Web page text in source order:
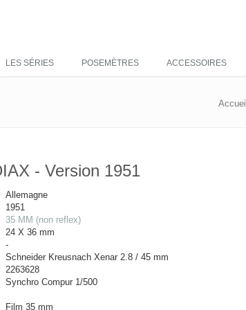
LES SÉRIES POSEMÈTRES ACCESSOIRES
Accueil
- Version 1951
Allemagne
1951
35 MM (non reflex)
24 X 36 mm
-
Schneider Kreusnach Xenar 2.8 / 45 mm
2263628
Synchro Compur 1/500
Film 35 mm